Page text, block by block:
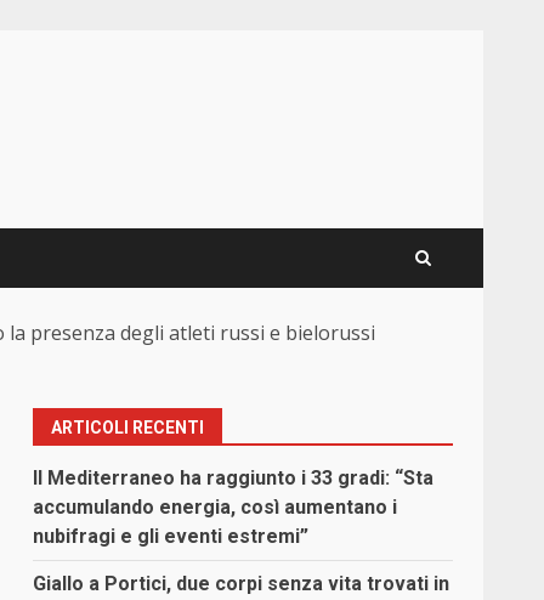
presenza degli atleti russi e bielorussi
ARTICOLI RECENTI
Il Mediterraneo ha raggiunto i 33 gradi: “Sta
accumulando energia, così aumentano i
nubifragi e gli eventi estremi”
Giallo a Portici, due corpi senza vita trovati in